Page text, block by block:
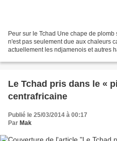
Peur sur le Tchad Une chape de plomb
n'est pas seulement due aux chaleurs
actuellement les ndjamenois et autres
Le Tchad pris dans le «
centrafricaine
Publié le 25/03/2014 à 00:17
Par Mak